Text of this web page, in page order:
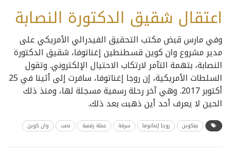
اعتقال شقيق الدكتورة النصابة
وفي مارس قبض مكتب التحقيق الفيدرالي الأمريكي على
مدير مشروع وان كوين قسطنطين إغناتوفا، شقيق الدكتورة
النصابة، بتهمة التآمر لارتكاب الاحتيال الإلكتروني. وتقول
السلطات الأمريكية، إن روجا إغناتوفا، سافرت إلى أثينا في 25
أكتوبر 2017. وهي آخر رحلة رسمية مسجلة لها، ومنذ ذلك
الحين لا يعرف أحد أين ذهبت بعد ذلك.
بيتكوين روجا إغناتوفا سرقة عملة رقمية نصب وان كوين